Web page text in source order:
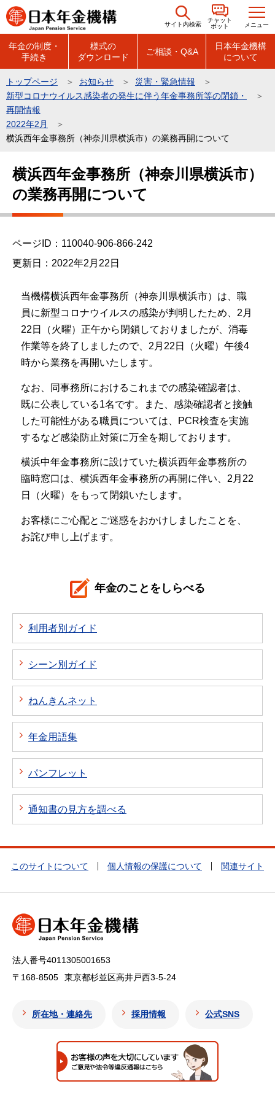
こ
の
の
先
頭
で
サイト内検索
チャット
ボット
メニュー
年金の制度・
手続き
様式の
ダウンロード
ご相談・Q&A
日本年金機構
について
トップページ お知らせ
災害・緊急情報
新型コロナウイルス感染者の発生に伴う年金事務所等の閉鎖・
再開情報
2022年2月
横浜西年金事務所（神奈川県横浜市）の業務再開について
横浜西年金事務所（神奈川県横浜市）
の業務再開について
ページID：110040-906-866-242
更新日：2022年2月22日
当機構横浜西年金事務所（神奈川県横浜市）は、職
員に新型コロナウイルスの感染が判明したため、2月
22日（火曜）正午から閉鎖しておりましたが、消毒
作業等を終了しましたので、2月22日（火曜）午後4
時から業務を再開いたします。
なお、同事務所におけるこれまでの感染確認者は、
既に公表している1名です。また、感染確認者と接触
した可能性がある職員については、PCR検査を実施
するなど感染防止対策に万全を期しております。
横浜中年金事務所に設けていた横浜西年金事務所の
臨時窓口は、横浜西年金事務所の再開に伴い、2月22
日（火曜）をもって閉鎖いたします。
お客様にご心配とご迷惑をおかけしましたことを、
お詫び申し上げます。
年金のことをしらべる
利用者別ガイド
シーン別ガイド
ねんきんネット
年金用語集
パンフレット
通知書の見方を調べる
このサイトについて 個人情報の保護について 関連サイト
法人番号4011305001653
〒168-8505
東京都杉並区高井戸西3-5-24
所在地・連絡先 採用情報 公式SNS